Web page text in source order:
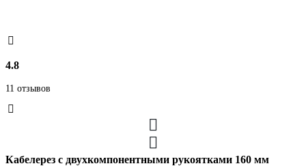
4.8
11 отзывов
Кабелерез с двухкомпонентными рукоятками 160 мм